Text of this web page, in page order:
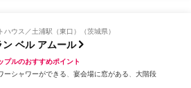
ハウス 土浦駅（東口）（茨城県）
ン ベル アムール
プルのおすすめポイント
ーシャワーができる
宴会場に窓がある 大階段